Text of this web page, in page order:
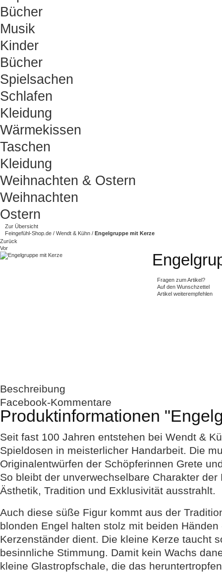
Bücher
Musik
Kinder
Bücher
Spielsachen
Schlafen
Kleidung
Wärmekissen
Taschen
Kleidung
Weihnachten & Ostern
Weihnachten
Ostern
Zur Übersicht
Feingefühl-Shop.de / Wendt & Kühn / Engelgruppe mit Kerze
Zurück
Vor
Fragen zum Artikel?
Auf den Wunschzettel
Artikel weiterempfehlen
Beschreibung
Facebook-Kommentare
Produktinformationen
Seit fast 100 Jahren entstehen bei Wendt &
Spieldosen in meisterlicher Handarbeit. Die
Originalentwürfen der Schöpferinnen Grete
So bleibt der unverwechselbare Charakter
Ästhetik, Tradition und Exklusivität ausstrahlt.
Auch diese süße Figur kommt aus der
blonden Engel halten stolz mit beiden
Kerzenständer dient. Die kleine Kerze taucht
besinnliche Stimmung. Damit kein Wachs
kleine Glastropfschale, die das